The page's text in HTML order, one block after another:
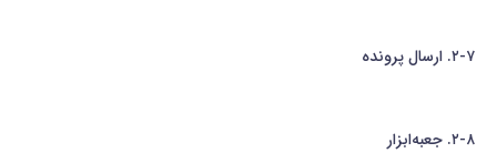
۲-۷. ارسال پرونده
۲-۸. جعبه‌ابزار